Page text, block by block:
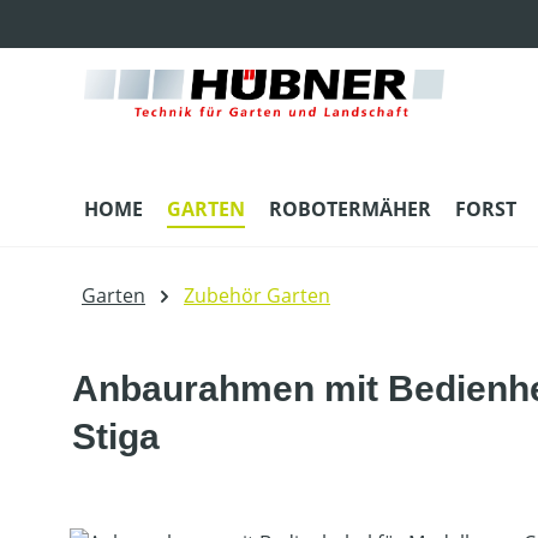
HOME GARTEN ROBOTERMÄHER FORST
Garten Zubehör Garten
Anbaurahmen mit
Stiga